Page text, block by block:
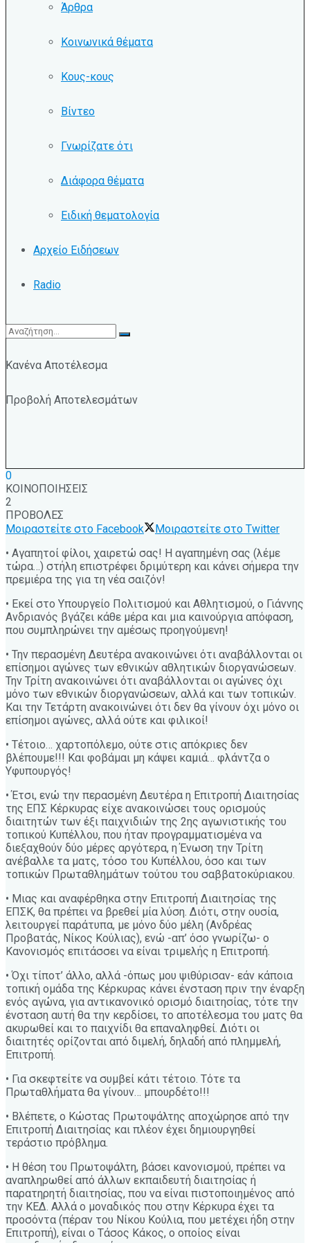
Άρθρα
Κοινωνικά θέματα
Κους-κους
Βίντεο
Γνωρίζατε ότι
Διάφορα θέματα
Ειδική θεματολογία
Αρχείο Ειδήσεων
Radio
Κανένα Αποτέλεσμα
Προβολή Αποτελεσμάτων
0
ΚΟΙΝΟΠΟΙΗΣΕΙΣ
2
ΠΡΟΒΟΛΕΣ
Μοιραστείτε στο Facebook
Μοιραστείτε στο Twitter
• Αγαπητοί φίλοι, χαιρετώ σας! Η αγαπημένη σας (λέμε
τώρα…) στήλη επιστρέφει δριμύτερη και κάνει σήμερα την
πρεμιέρα της για τη νέα σαιζόν!
• Εκεί στο Υπουργείο Πολιτισμού και Αθλητισμού, ο Γιάννης
Ανδριανός βγάζει κάθε μέρα και μια καινούργια απόφαση,
που συμπληρώνει την αμέσως προηγούμενη!
• Την περασμένη Δευτέρα ανακοινώνει ότι αναβάλλονται οι
επίσημοι αγώνες των εθνικών αθλητικών διοργανώσεων.
Την Τρίτη ανακοινώνει ότι αναβάλλονται οι αγώνες όχι
μόνο των εθνικών διοργανώσεων, αλλά και των τοπικών.
Και την Τετάρτη ανακοινώνει ότι δεν θα γίνουν όχι μόνο οι
επίσημοι αγώνες, αλλά ούτε και φιλικοί!
• Τέτοιο… χαρτοπόλεμο, ούτε στις απόκριες δεν
βλέπουμε!!! Και φοβάμαι μη κάψει καμιά… φλάντζα ο
Υφυπουργός!
• Έτσι, ενώ την περασμένη Δευτέρα η Επιτροπή Διαιτησίας
της ΕΠΣ Κέρκυρας είχε ανακοινώσει τους ορισμούς
διαιτητών των έξι παιχνιδιών της 2ης αγωνιστικής του
τοπικού Κυπέλλου, που ήταν προγραμματισμένα να
διεξαχθούν δύο μέρες αργότερα, η Ένωση την Τρίτη
ανέβαλλε τα ματς, τόσο του Κυπέλλου, όσο και των
τοπικών Πρωταθλημάτων τούτου του σαββατοκύριακου.
• Μιας και αναφέρθηκα στην Επιτροπή Διαιτησίας της
ΕΠΣΚ, θα πρέπει να βρεθεί μία λύση. Διότι, στην ουσία,
λειτουργεί παράτυπα, με μόνο δύο μέλη (Ανδρέας
Προβατάς, Νίκος Κούλιας), ενώ -απ’ όσο γνωρίζω- ο
Κανονισμός επιτάσσει να είναι τριμελής η Επιτροπή.
• Όχι τίποτ’ άλλο, αλλά -όπως μου ψιθύρισαν- εάν κάποια
τοπική ομάδα της Κέρκυρας κάνει ένσταση πριν την έναρξη
ενός αγώνα, για αντικανονικό ορισμό διαιτησίας, τότε την
ένσταση αυτή θα την κερδίσει, το αποτέλεσμα του ματς θα
ακυρωθεί και το παιχνίδι θα επαναληφθεί. Διότι οι
διαιτητές ορίζονται από διμελή, δηλαδή από πλημμελή,
Επιτροπή.
• Για σκεφτείτε να συμβεί κάτι τέτοιο. Τότε τα
Πρωταθλήματα θα γίνουν… μπουρδέτο!!!
• Βλέπετε, ο Κώστας Πρωτοψάλτης αποχώρησε από την
Επιτροπή Διαιτησίας και πλέον έχει δημιουργηθεί
τεράστιο πρόβλημα.
• Η θέση του Πρωτοψάλτη, βάσει κανονισμού, πρέπει να
αναπληρωθεί από άλλων εκπαιδευτή διαιτησίας ή
παρατηρητή διαιτησίας, που να είναι πιστοποιημένος από
την ΚΕΔ. Αλλά ο μοναδικός που στην Κέρκυρα έχει τα
προσόντα (πέραν του Νίκου Κούλια, που μετέχει ήδη στην
Επιτροπή), είναι ο Τάσος Κάκος, ο οποίος είναι